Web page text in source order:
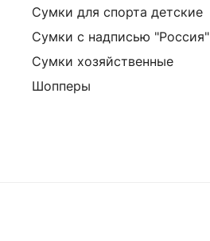
Сумки для спорта детские
Сумки с надписью "Россия"
Сумки хозяйственные
Шопперы